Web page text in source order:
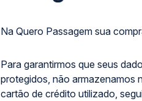
Na Quero Passagem sua
Para garantirmos que seus
protegidos, não armazenamos
cartão de crédito utilizado,